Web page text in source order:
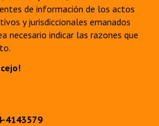
de información de los actos
y jurisdiccionales emanados
necesario indicar las razones que
4143579